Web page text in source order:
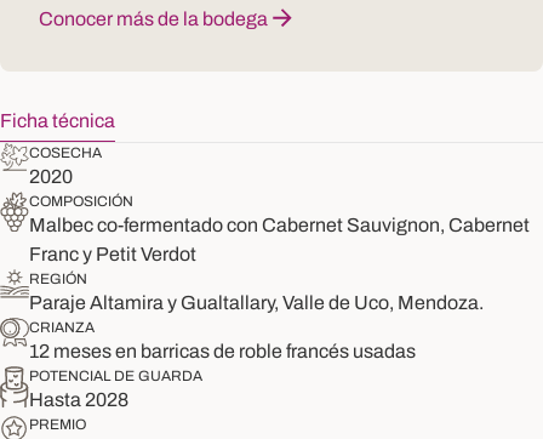
Conocer más de la bodega
Ficha técnica
COSECHA
2020
COMPOSICIÓN
Malbec co-fermentado con Cabernet Sauvignon, Cabernet
Franc y Petit Verdot
REGIÓN
Paraje Altamira y Gualtallary, Valle de Uco, Mendoza.
CRIANZA
12 meses en barricas de roble francés usadas
POTENCIAL DE GUARDA
Hasta 2028
PREMIO